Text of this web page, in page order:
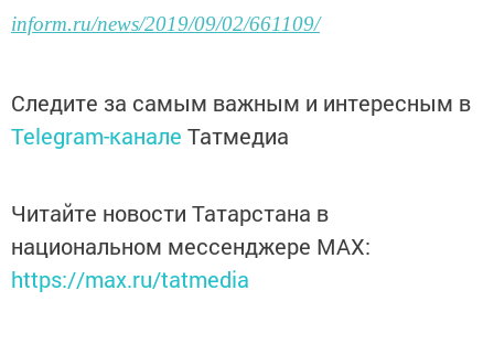
inform.ru/news/2019/09/02/661109/
Следите за самым важным и интересным в
Telegram-канале Татмедиа
Читайте новости Татарстана в
национальном мессенджере MАХ:
https://max.ru/tatmedia